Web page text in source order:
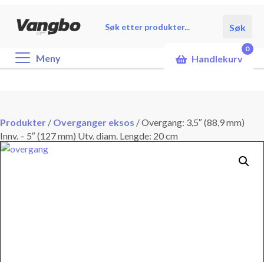
search
Søk
Meny Handlekurv
0
Produkter / Overganger eksos /Overgang: 3,5″ (88,9 mm)
Innv. – 5″ (127 mm) Utv. diam. Lengde: 20 cm